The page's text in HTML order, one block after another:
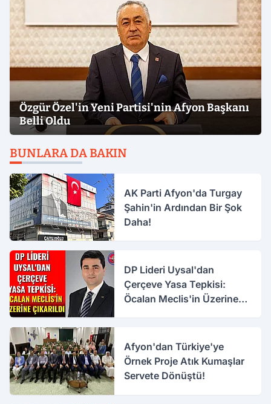
Özgür Özel'in Yeni Partisi'nin Afyon Başkanı
Belli Oldu
BUNLARA DA BAKIN
AK Parti Afyon'da Turgay
Şahin'in Ardından Bir Şok
Daha!
DP Lideri Uysal'dan
Çerçeve Yasa Tepkisi:
Öcalan Meclis'in Üzerine
Afyon'dan Türkiye'ye
Örnek Proje Atık Kumaşlar
Servete Dönüştü!